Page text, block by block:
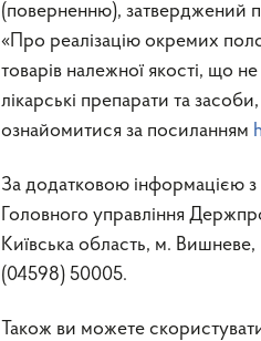
(поверненню), затверджений
«Про реалізацію окремих
товарів належної якості, що
лікарські препарати та
ознайомитися за посиланням
За додатковою інформацією з
Головного управління
Київська область, м.
(04598) 50005.
Також ви можете